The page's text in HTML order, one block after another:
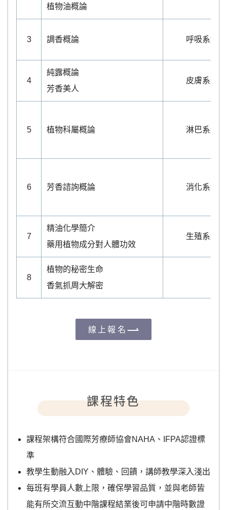
植物油概論
3 調香概論 呼吸系統
4
純露概論
芳香美人
皮膚系統
5 植物科屬概論 淋巴系統
6 芳香諮詢概論 消化系統
7
精油化學簡介
藥用植物成分對人體功效
生殖系統
8
植物的秘密生命
香氣抓周大解密
線上報名
課程特色
課程架構符合國際芳療師協會NAHA、IFPA認證標
準
教學生動融入DIY、體驗、回饋，講師教學深入淺出
每班有學員人數上限，確保學習品質，並與老師皆
能有所交流互動中階課程結業後可申請中階時數證